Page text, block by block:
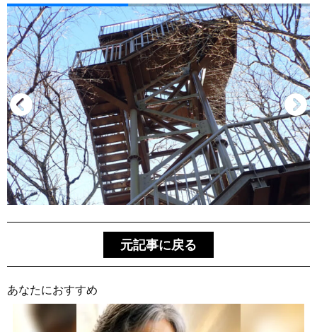
元記事に戻る
あなたにおすすめ